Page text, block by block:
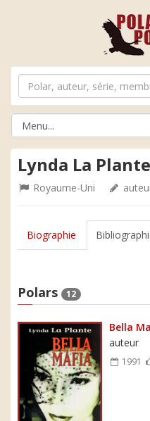
Lynda La Plante
Royaume-Uni
Biographie
Polars 12
Bella
auteur
1991